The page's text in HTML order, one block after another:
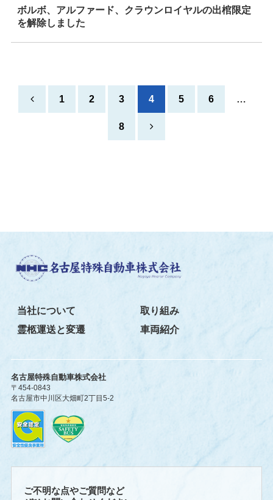
ボルボ、アルファード、クラウンロイヤルの出棺限定
を解除しました
1 2 3 4 5 6 …
8
当社について
取り組み
霊柩運送と変遷
車両紹介
名古屋特殊自動車株式会社
〒454-0843
名古屋市中川区大畑町2丁目5-2
ご不明な点やご質問など